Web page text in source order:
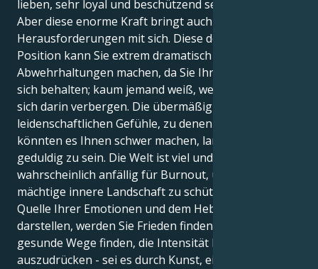
lieben, sehr loyal und beschützend sein.
Aber diese enorme Kraft bringt auch
Herausforderungen mit sich. Diese doppelte Löwe-
Position kann Sie extrem dramatisch und anfällig für
Abwehrhaltungen machen, da Sie Ihre Emotionen für
sich behalten; kaum jemand weiß, welche Schätze
sich darin verbergen. Die übermäßig
leidenschaftlichen Gefühle, zu denen Sie neigen,
könnten es Ihnen schwer machen, lange und
geduldig zu sein. Die Welt ist viel und Sie sind
wahrscheinlich anfällig für Burnout, um Ihre
mächtige innere Landschaft zu schützen. In der
Quelle Ihrer Emotionen und dem Hebel, den sie
darstellen, werden Sie Frieden finden. Indem Sie
gesunde Wege finden, die Intensität Ihrer Gefühle
auszudrücken - sei es durch Kunst, ein kreatives